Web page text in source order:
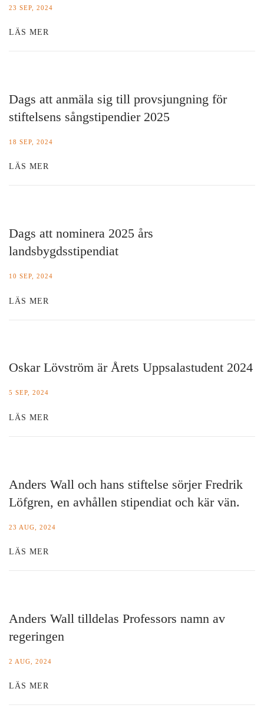
23 SEP, 2024
LÄS MER
Dags att anmäla sig till provsjungning för
stiftelsens sångstipendier 2025
18 SEP, 2024
LÄS MER
Dags att nominera 2025 års
landsbygdsstipendiat
10 SEP, 2024
LÄS MER
Oskar Lövström är Årets Uppsalastudent 2024
5 SEP, 2024
LÄS MER
Anders Wall och hans stiftelse sörjer Fredrik
Löfgren, en avhållen stipendiat och kär vän.
23 AUG, 2024
LÄS MER
Anders Wall tilldelas Professors namn av
regeringen
2 AUG, 2024
LÄS MER